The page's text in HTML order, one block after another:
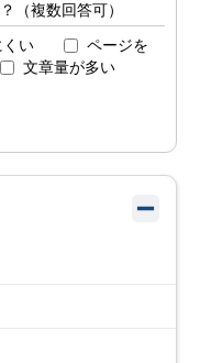
（複数回答可）
くい
ページを
文章量が多い